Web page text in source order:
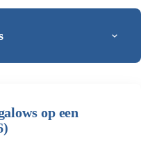
op een